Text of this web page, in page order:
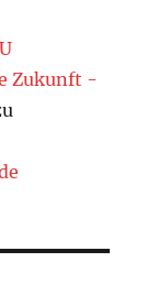
Zukunft -